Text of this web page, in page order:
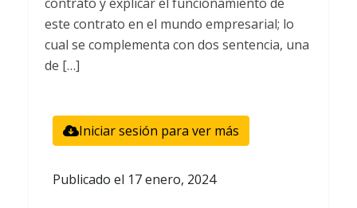
este contrato en el mundo empresarial; lo
cual se complementa con dos sentencia, una
de […]
Iniciar sesión para ver más
Publicado el 17 enero, 2024